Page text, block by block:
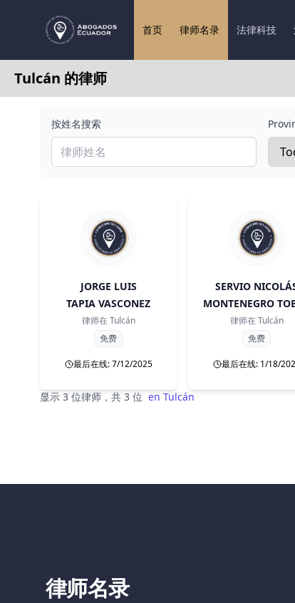
首页 律师名录 法律科技
Tulcán 的律师
按姓名搜索
JORGE LUIS
TAPIA VASCONEZ
律师在 Tulcán
免费
最后在线: 7/12/2025
SERVIO
MONTENEGRO
律师在 Tulcán
免费
最后在线: 1/18/
显示 3 位律师，共 3 位 en Tulcán
律师名录